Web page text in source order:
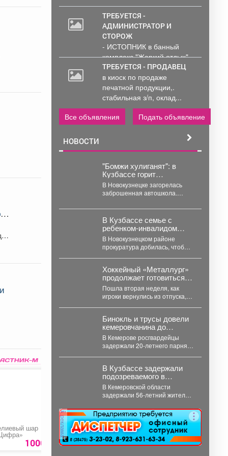
шар
1000 руб.
Лопата совковая
песочная
219 руб.
Лопата-скрепер
«Ратник»
1399
ТРЕБУЕТСЯ -
АДМИНИСТРАТОР И
СТОРОЖ
- ИСТОПНИК в банный
комплекс "Жаркий отдых"
Администрирование и
тех....
ТРЕБУЕТСЯ - ПРОДАВЕЦ
в киоск по продаже
печатной продукции,.
стабильная з/п, оклад...
Все объявления
Подать объявление
НОВОСТИ
"Бомжи хулиганят": в
Кузбассе горит
автошкола
В Новокузнецке загорелась
заброшенная автошкола.
места событий. Вечером во
вторник,...
В Кузбассе семье с
ребенком-инвалидом
пришлось через
силовиков просить воду в
дом
В Новокузнецком районе
прокуратура добилась, чтобы
и канализацией....
Хоккейный «Металлург»
продолжает готовиться к
предстоящему сезону.
Пошла вторая неделя, как
игроки вернулись из отпуска,
Бинокль и трусы довели
кемеровчанина до
уголовного дела
В Кемерове росгвардейцы
задержали 20-летнего парня,
комплектвещей. В...
В Кузбассе задержали
подозреваемого в
двойном преступлении
1991 года
В Кемеровской области
задержали 56‑летний жителя
убийстве и покушении на
убийство,...
реклама